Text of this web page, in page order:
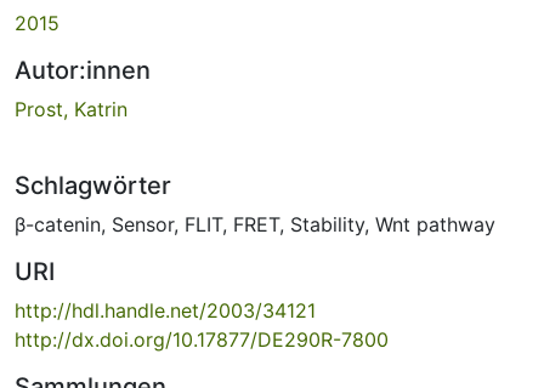
2015
Autor:innen
Prost, Katrin
Schlagwörter
β-catenin, Sensor, FLIT, FRET, Stability, Wnt pathway
URI
http://hdl.handle.net/2003/34121
http://dx.doi.org/10.17877/DE290R-7800